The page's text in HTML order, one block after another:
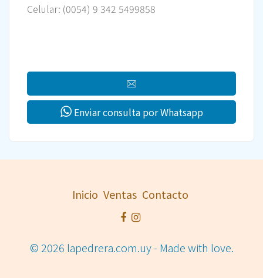
Celular: (0054) 9 342 5499858
Enviar consulta por Whatsapp
Inicio Ventas Contacto
© 2026 lapedrera.com.uy - Made with love.